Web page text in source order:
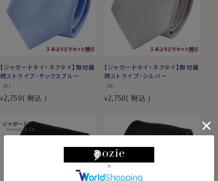
【ジャガードタイ・ネクタイ】無地織
柄ストライプ・サックスブルー
（0）
¥2,750 税込
【ジャガードタイ・ネクタイ】無地織
柄ストライプ・シルバー
（0）
¥2,750 税込